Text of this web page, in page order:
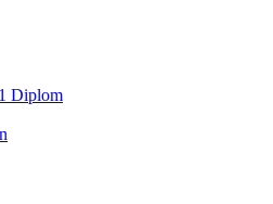
Diplom